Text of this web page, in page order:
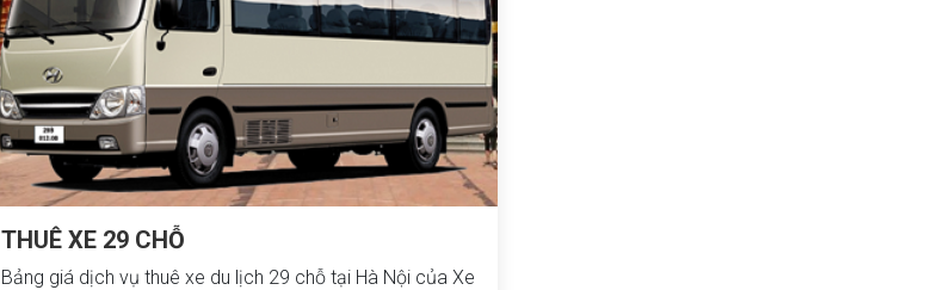
THUÊ XE 29 CHỖ
Bảng giá dịch vụ thuê xe du lịch 29 chỗ tại Hà Nội của Xe